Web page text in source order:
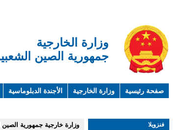
وزارة الخارجية
جمهورية الصين
صفحة رئيسية وزارة الخارجية الأجندة الدبلوماسية
فنزويلا وزارة خارجية جمهورية الصين